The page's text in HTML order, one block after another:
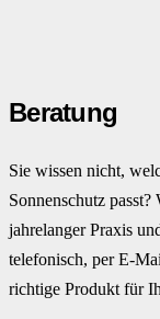
Beratung
Sie wissen nicht,
Sonnenschutz
jahrelanger Praxis
telefonisch, per E-
richtige Produkt für